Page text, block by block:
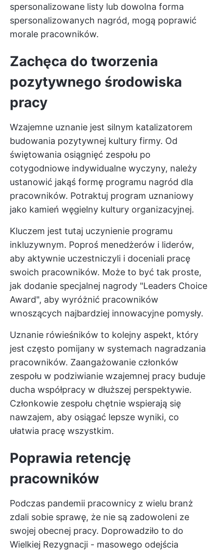
spersonalizowane listy lub dowolna forma
spersonalizowanych nagród, mogą poprawić
morale pracowników.
Zachęca do tworzenia
pozytywnego środowiska
pracy
Wzajemne uznanie jest silnym katalizatorem
budowania pozytywnej kultury firmy. Od
świętowania osiągnięć zespołu po
cotygodniowe indywidualne wyczyny, należy
ustanowić jakąś formę programu nagród dla
pracowników. Potraktuj program uznaniowy
jako kamień węgielny kultury organizacyjnej.
Kluczem jest tutaj uczynienie programu
inkluzywnym. Poproś menedżerów i liderów,
aby aktywnie uczestniczyli i doceniali pracę
swoich pracowników. Może to być tak proste,
jak dodanie specjalnej nagrody "Leaders Choice
Award", aby wyróżnić pracowników
wnoszących najbardziej innowacyjne pomysły.
Uznanie rówieśników to kolejny aspekt, który
jest często pomijany w systemach nagradzania
pracowników. Zaangażowanie członków
zespołu w podziwianie wzajemnej pracy buduje
ducha współpracy w dłuższej perspektywie.
Członkowie zespołu chętnie wspierają się
nawzajem, aby osiągać lepsze wyniki, co
ułatwia pracę wszystkim.
Poprawia retencję
pracowników
Podczas pandemii pracownicy z wielu branż
zdali sobie sprawę, że nie są zadowoleni ze
swojej obecnej pracy. Doprowadziło to do
Wielkiej Rezygnacji - masowego odejścia